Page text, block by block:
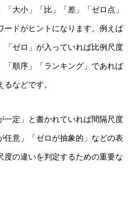
大小」「比」「差」「ゼロ点」
ードがヒントになります。例えば
「ゼロ」が入っていれば比例尺度
「順序」「ランキング」であれば
などです。
一定」と書かれていれば間隔尺度
任意」「ゼロが抽象的」などの表
度の違いを判定するための重要な